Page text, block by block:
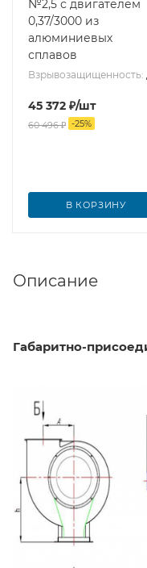
№2,5 с двигателем
0,37/3000 из
алюминиевых
сплавов
Взрывозащищенность:
45 372 ₽/шт
60 496₽ -25%
В КОРЗИНУ
Описание
Габаритно-